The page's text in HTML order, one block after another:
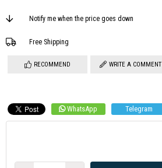
Notify me when the price goes down
Free Shipping
RECOMMEND WRITE A COMMENT
WhatsApp Telegram